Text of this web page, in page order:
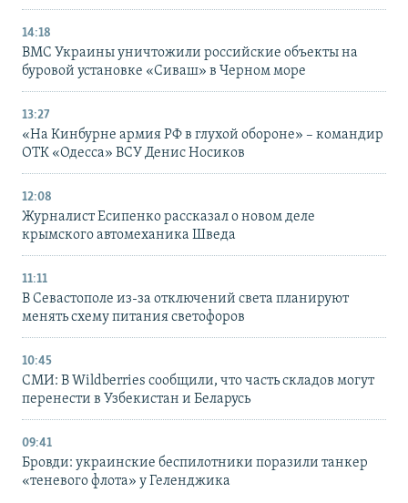
14:18
ВМС Украины уничтожили российские объекты на
буровой установке «Сиваш» в Черном море
13:27
«На Кинбурне армия РФ в глухой обороне» – командир
ОТК «Одесса» ВСУ Денис Носиков
12:08
Журналист Есипенко рассказал о новом деле
крымского автомеханика Шведа
11:11
В Севастополе из-за отключений света планируют
менять схему питания светофоров
10:45
СМИ: В Wildberries сообщили, что часть складов могут
перенести в Узбекистан и Беларусь
09:41
Бровди: украинские беспилотники поразили танкер
«теневого флота» у Геленджика